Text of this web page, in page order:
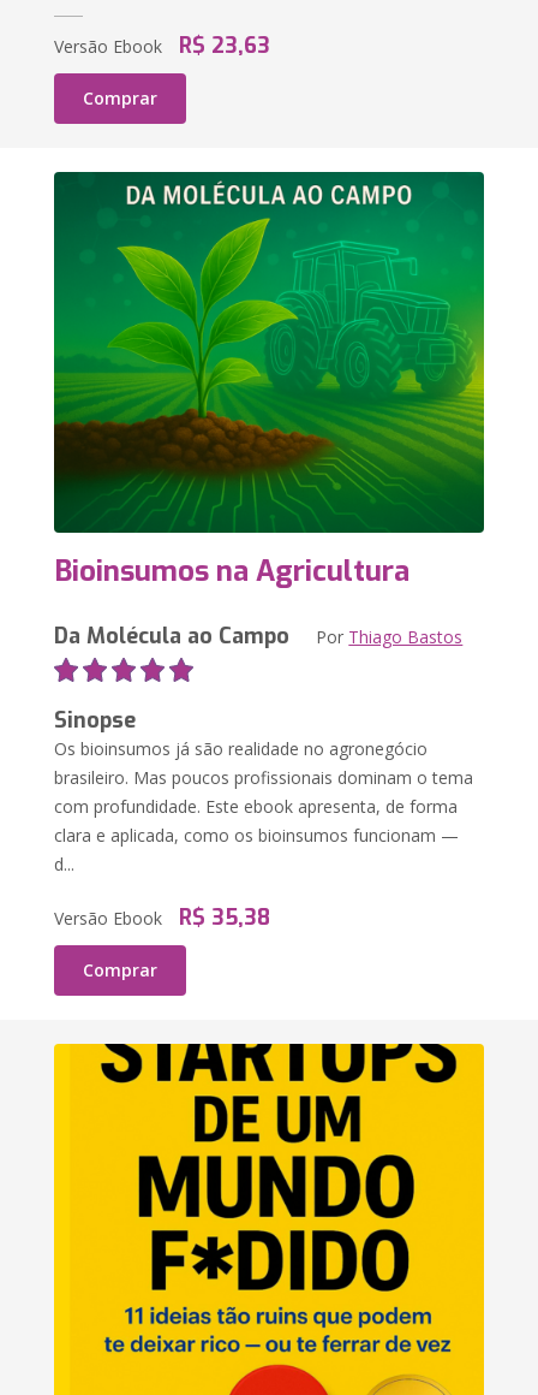
Versão Ebook R$ 23,63
Comprar
Bioinsumos na Agricultura
Da Molécula ao Campo Por Thiago Bastos
Sinopse
Os bioinsumos já são realidade no agronegócio
brasileiro. Mas poucos profissionais dominam o tema
com profundidade. Este ebook apresenta, de forma
clara e aplicada, como os bioinsumos funcionam —
d...
Versão Ebook R$ 35,38
Comprar